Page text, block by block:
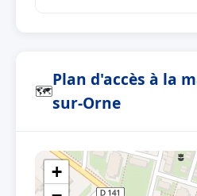
🗺
Plan d'accès à la
sur-Orne
+